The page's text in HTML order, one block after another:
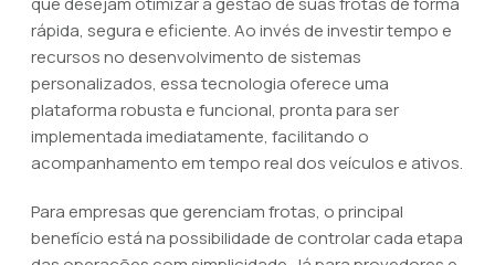
rápida, segura e eficiente. Ao invés de investir tempo e
recursos no desenvolvimento de sistemas
personalizados, essa tecnologia oferece uma
plataforma robusta e funcional, pronta para ser
implementada imediatamente, facilitando o
acompanhamento em tempo real dos veículos e ativos.
Para empresas que gerenciam frotas, o principal
benefício está na possibilidade de controlar cada etapa